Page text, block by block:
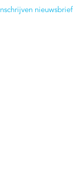
Inschrijven nieuwsbrief